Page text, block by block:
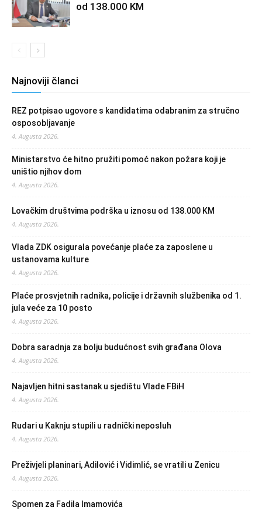
od 138.000 KM
Najnoviji članci
REZ potpisao ugovore s kandidatima odabranim za stručno
osposobljavanje
4. Augusta 2026.
Ministarstvo će hitno pružiti pomoć nakon požara koji je
uništio njihov dom
4. Augusta 2026.
Lovačkim društvima podrška u iznosu od 138.000 KM
4. Augusta 2026.
Vlada ZDK osigurala povećanje plaće za zaposlene u
ustanovama kulture
4. Augusta 2026.
Plaće prosvjetnih radnika, policije i državnih službenika od 1.
jula veće za 10 posto
4. Augusta 2026.
Dobra saradnja za bolju budućnost svih građana Olova
4. Augusta 2026.
Najavljen hitni sastanak u sjedištu Vlade FBiH
4. Augusta 2026.
Rudari u Kaknju stupili u radnički neposluh
4. Augusta 2026.
Preživjeli planinari, Adilović i Vidimlić, se vratili u Zenicu
4. Augusta 2026.
Spomen za Fadila Imamovića